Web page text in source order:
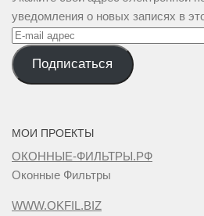
уведомления о новых записях в
E-
mail
адрес
Подписаться
МОИ ПРОЕКТЫ
ОКОННЫЕ-ФИЛЬТРЫ.РФ
Оконные Фильтры
WWW.OKFIL.BIZ